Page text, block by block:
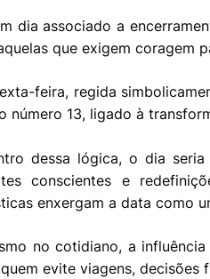
dia associado a
que exigem coragem
feira, regida
número 13, ligado à
dessa lógica, o dia
conscientes e
enxergam a data como
no cotidiano, a
evite viagens,